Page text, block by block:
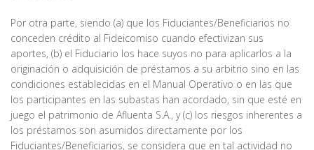
Por otra parte, siendo (a) que los Fiduciantes/Beneficiarios no
conceden crédito al Fideicomiso cuando efectivizan sus
aportes, (b) el Fiduciario los hace suyos no para aplicarlos a la
originación o adquisición de préstamos a su arbitrio sino en las
condiciones establecidas en el Manual Operativo o en las que
los participantes en las subastas han acordado, sin que esté en
juego el patrimonio de Afluenta S.A., y (c) los riesgos inherentes a
los préstamos son asumidos directamente por los
Fiduciantes/Beneficiarios, se considera que en tal actividad no